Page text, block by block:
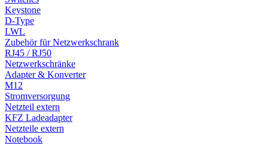
Keystone
D-Type
LWL
Zubehör für Netzwerkschrank
RJ45 / RJ50
Netzwerkschränke
Adapter & Konverter
M12
Stromversorgung
Netzteil extern
KFZ Ladeadapter
Netzteile extern
Notebook